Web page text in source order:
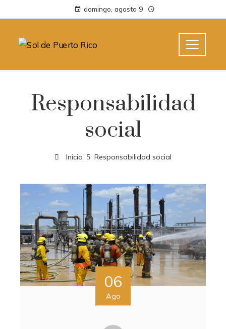
domingo, agosto 9
Responsabilidad
social
Inicio Responsabilidad social
06
Ago